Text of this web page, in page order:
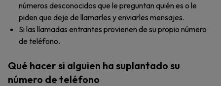
números desconocidos que le preguntan quién es o le
piden que deje de llamarles y enviarles mensajes.
Si las llamadas entrantes provienen de su propio número
de teléfono.
Qué hacer si alguien ha suplantado su
número de teléfono